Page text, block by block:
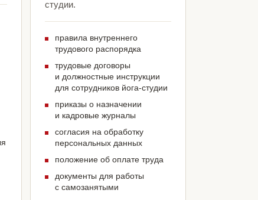
студии.
правила внутреннего
трудового распорядка
трудовые договоры
и должностные инструкции
для сотрудников йога-студии
приказы о назначении
и кадровые журналы
согласия на обработку
персональных данных
положение об оплате труда
документы для работы
с самозанятыми